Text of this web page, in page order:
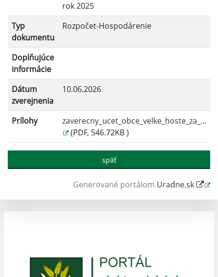
Filtrovať
rok 2025
Typ
dokumentu
Rozpočet-Hospodárenie
Doplňujúce
informácie
Dátum
zverejnenia
10.06.2026
Prílohy
zaverecny_ucet_obce_velke_hoste_za_...
(PDF, 546.72KB )
späť
Generované portálom Uradne.sk